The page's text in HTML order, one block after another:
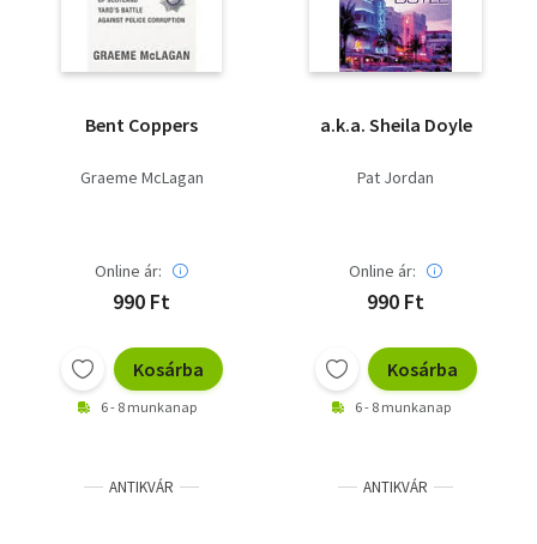
Bent Coppers
Graeme McLagan
Online ár:
990 Ft
Kosárba
6 - 8 munkanap
a.k.a. Sheila Doyle
Pat Jordan
Online ár:
990 Ft
Kosárba
6 - 8 munkanap
ANTIKVÁR ANTIKVÁR